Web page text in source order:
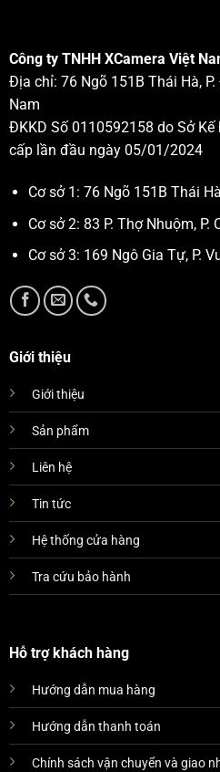
Công ty TNHH XCamera Việt
Địa chỉ: 76 Ngõ 151B Thái Hà,
Nam
ĐKKD Số 0110592158 do Sở
cấp lần đầu ngày 05/01/2024
Cơ sở 1: 76 Ngõ 151B Thái
Cơ sở 2: 83 P. Thợ Nhuộm, P.
Cơ sở 3: 169 Ngô Gia Tự, P.
Giới thiệu
Giới thiệu
Sản phẩm
Liên hệ
Tin tức
Hệ thống cửa hàng
Tra cứu bảo hành
Hỗ trợ khách hàng
Hướng dẫn mua hàng
Hướng dẫn thanh toán
Chính sách vận chuyển và giao